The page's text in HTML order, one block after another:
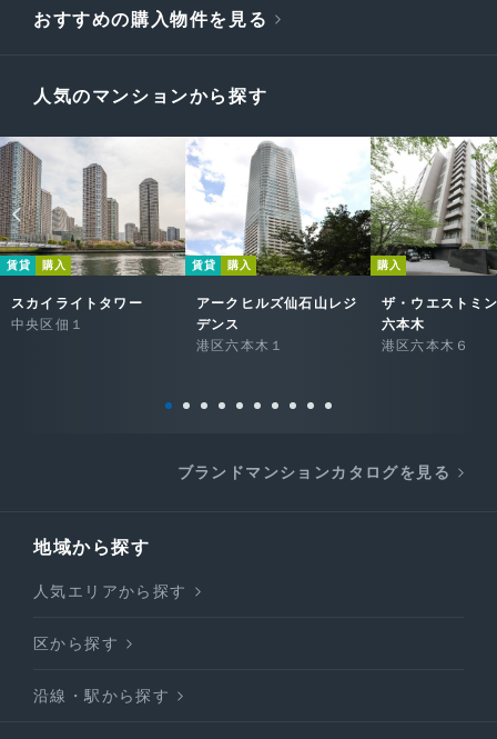
おすすめの購入物件を見る
人気のマンションから探す
賃貸 購入
スカイライトタワー
中央区佃１
賃貸 購入
アークヒルズ仙石山レジ
デンス
港区六本木１
購入
ザ・ウエストミ
六本木
港区六本木６
ブランドマンションカタログを見る
地域から探す
人気エリアから探す
区から探す
沿線・駅から探す